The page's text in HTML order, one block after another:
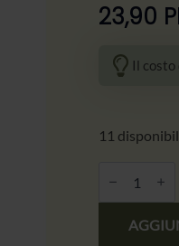
Il
prezzo
originale
30,00
23,90
Il
prezzo
attuale
23,90
Il costo
11
ALPEN